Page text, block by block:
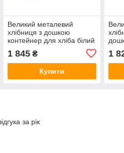
Великий металевий
хлібниця з дошкою
контейнер для хліба білий
1 845₴
Купити
1
за рік